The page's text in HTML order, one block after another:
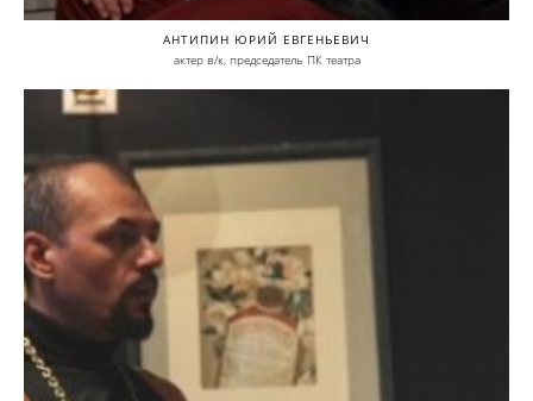
АНТИПИН ЮРИЙ ЕВГЕНЬЕВИЧ
актер в/к, председатель ПК театра